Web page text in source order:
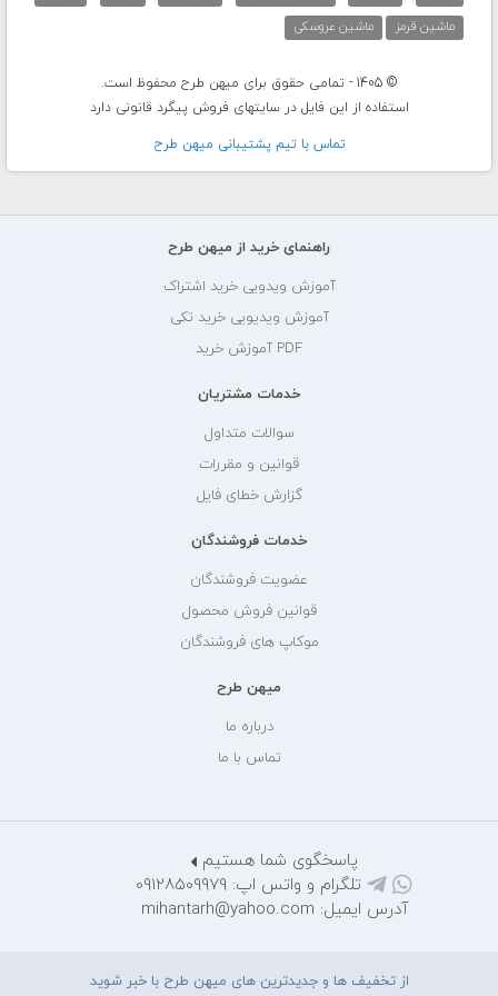
ماشین قرمز
ماشین عروسکی
© 1405 - تمامی حقوق برای میهن طرح محفوظ است.
استفاده از این فایل در سایتهای فروش پیگرد قانونی دارد
تماس با تيم پشتيبانی ميهن طرح
راهنمای خرید از میهن طرح
آموزش ویدویی خرید اشتراک
آموزش ویدیویی خرید تکی
PDF آموزش خرید
خدمات مشتریان
سوالات متداول
قوانین و مقررات
گزارش خطای فایل
خدمات فروشندگان
عضویت فروشندگان
قوانین فروش محصول
موکاپ های فروشندگان
میهن طرح
درباره ما
تماس با ما
پاسخگوی شما هستیم
تلگرام و واتس اپ: 09128509979
آدرس ایمیل: mihantarh@yahoo.com
از تخفیف ها و جدیدترین های میهن طرح با خبر شوید